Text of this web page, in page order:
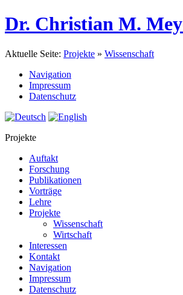
Dr. Christian M.
Aktuelle Seite: Projekte » Wissenschaft
Navigation
Impressum
Datenschutz
Projekte
Auftakt
Forschung
Publikationen
Vorträge
Lehre
Projekte
Wissenschaft
Wirtschaft
Interessen
Kontakt
Navigation
Impressum
Datenschutz